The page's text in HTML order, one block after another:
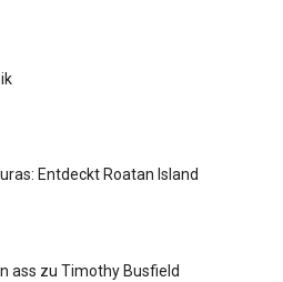
Entdeckt Roatan Island
ass zu Timothy Busfield